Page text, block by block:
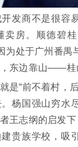
发商不是很容
卖房。顺德碧
为处于广州番禺
东边靠山——桂
是“前不着村，
杨国强山穷水
王志纲的启发下
贵族学校，吸